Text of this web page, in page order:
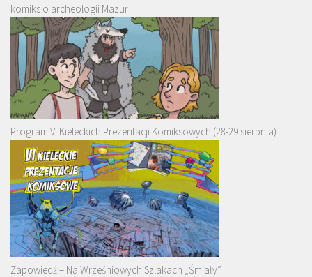
komiks o archeologii Mazur
Program VI Kieleckich Prezentacji Komiksowych (28-29 sierpnia)
Zapowiedź – Na Wrześniowych Szlakach „Śmiały”